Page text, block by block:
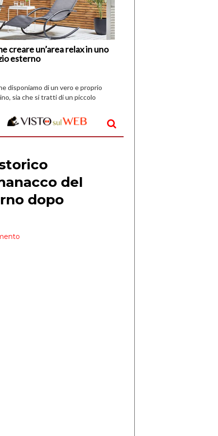
creare un’area relax in uno
esterno
Vespri
disponiamo di un vero e proprio
sia che si tratti di un piccolo